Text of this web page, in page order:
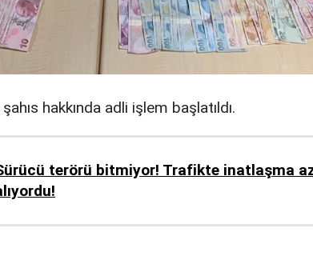
hakkında adli işlem başlatıldı.
terörü bitmiyor! Trafikte inatlaşma